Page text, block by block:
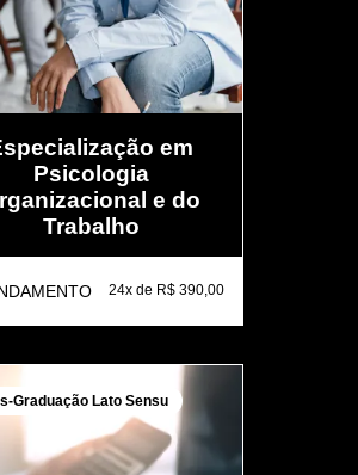
em
Psicologia
e do
Trabalho
24x de R$ 390,00
Graduação Lato Sensu